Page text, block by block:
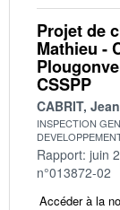
Projet de
Mathieu -
CSSPP
CABRIT,
INSPECTION
Rapport: juin
n°013872-02
Accéder à la